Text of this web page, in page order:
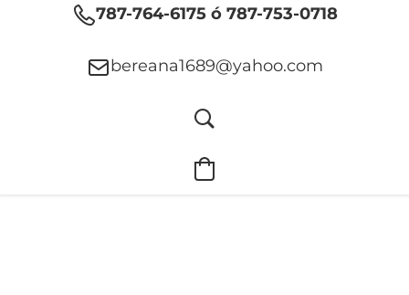
787-764-6175 ó 787-753-0718
bereana1689@yahoo.com